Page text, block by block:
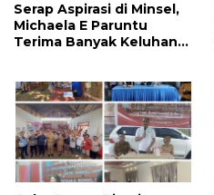
Serap Aspirasi di Minsel,
Michaela E Paruntu
Terima Banyak Keluhan